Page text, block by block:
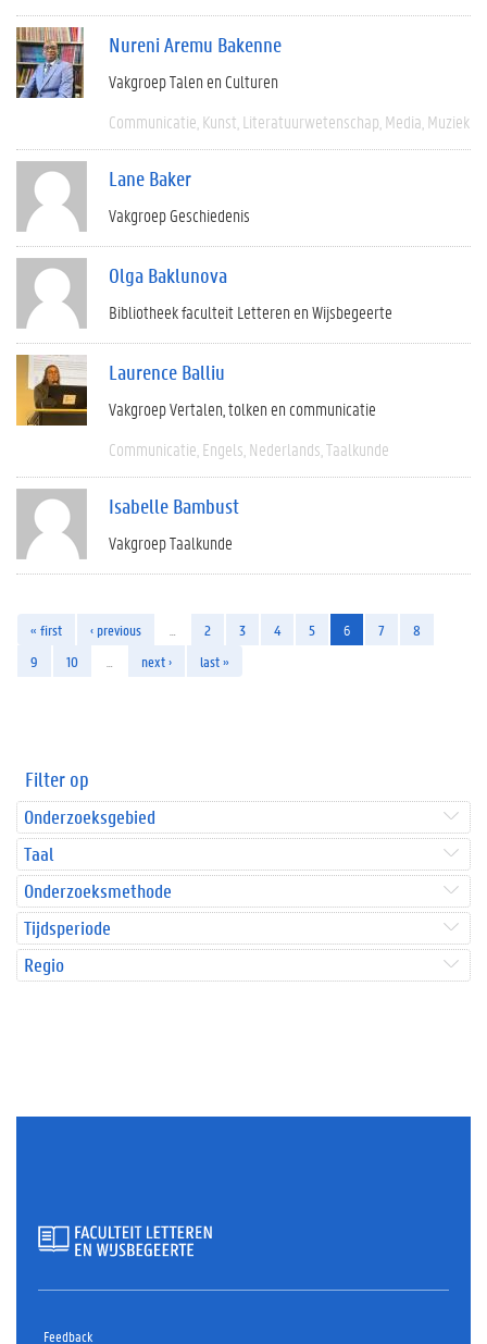
Nureni Aremu Bakenne
Vakgroep Talen en Culturen
Communicatie Kunst Literatuurwetenschap Media Muziek
Lane Baker
Vakgroep Geschiedenis
Olga Baklunova
Bibliotheek faculteit Letteren en Wijsbegeerte
Laurence Balliu
Vakgroep Vertalen, tolken en communicatie
Communicatie Engels Nederlands Taalkunde
Isabelle Bambust
Vakgroep Taalkunde
« first ‹ previous 2 3 4 5 6 7
8
9
10 next › last »
Filter op
Onderzoeksgebied
Taal
Onderzoeksmethode
Tijdsperiode
Regio
Feedback